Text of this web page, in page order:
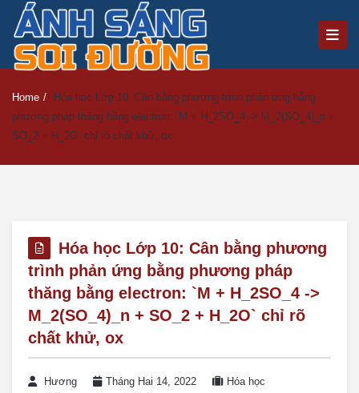
Home /
Hóa học Lớp 10: Cân bằng phương trình phản ứng bằng
phương pháp thăng bằng electron: `M + H_2SO_4 -> M_2(SO_4)_n +
SO_2 + H_2O` chỉ rõ chất khử, ox
Hóa học Lớp 10: Cân bằng phương
trình phản ứng bằng phương pháp
thăng bằng electron: `M + H_2SO_4 ->
M_2(SO_4)_n + SO_2 + H_2O` chỉ rõ
chất khử, ox
Hương Tháng Hai 14, 2022
Hóa học